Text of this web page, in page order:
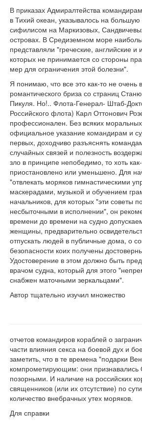
В приказах Адмиралтейства
в Тихий океан, указывалось на
сифилисом на Маркизовых,
островах. В Средиземном море
представляли "греческие, английские и
которых не принимается со стороны
мер для ограничения этой болезни".
Я понимаю, что все это как-то не очень
романтического бриза со страниц
Пикуля. Но!.. Флота-Генерал- Штаб-
Российского флота) Карл Оттонович
профессионален. Без всяких
официальное указание командирам и
первых, доходчиво разъяснять
случайных связей и полезность
зло в принципе непобедимо, то хоть
приостановлено или уменьшено. Для
"отвлекать моряков гимнастическими
маскерадами, музыкой и обучением
начальников, для которых "эти советы
несбыточными в исполнении", он
времени до времени на судно
женщины, предварительно
отпускать людей в публичные дома, о
безопасности коих получены
Удостоверение в этом должно быть
врачом судна, который для этого
снабжен маточными зеркальцами".
Автор тщательно изучил множество
отчетов командиров кораблей о
части влияния секса на боевой дух и
заметить, что в те времена "подарки
компрометирующим: они
позорными. И наличие на российских
священников (или их отсутствие) по
количество внебрачных утех моряков.
Для справки